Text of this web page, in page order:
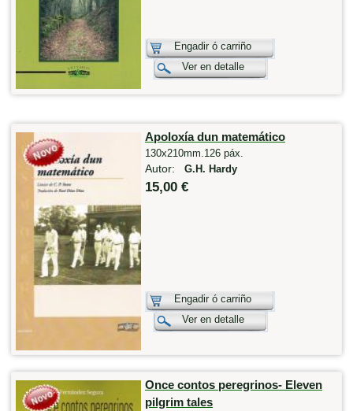
Engadir ó carriño
Ver en detalle
Apoloxía dun matemático
130x210mm.126 páx.
Autor: G.H. Hardy
15,00 €
Engadir ó carriño
Ver en detalle
Once contos peregrinos- Eleven
pilgrim tales